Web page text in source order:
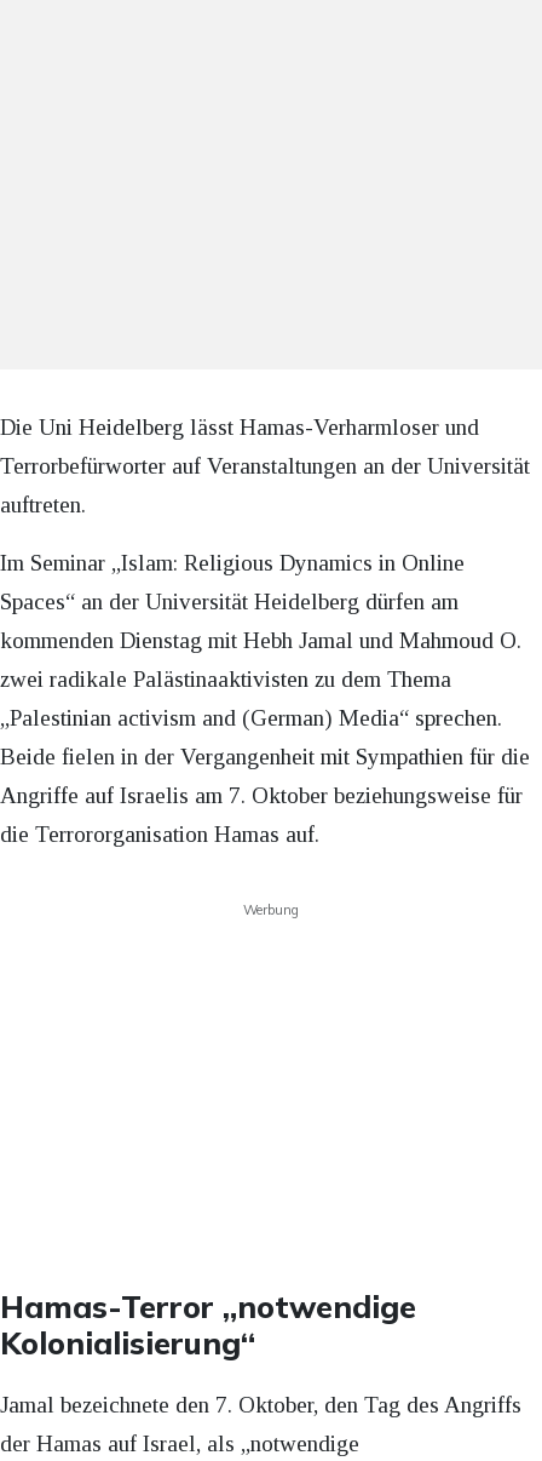
Die Uni Heidelberg lässt Hamas-Verharmloser und
Terrorbefürworter auf Veranstaltungen an der Universität
auftreten.
Im Seminar „Islam: Religious Dynamics in Online
Spaces“ an der Universität Heidelberg dürfen am
kommenden Dienstag mit Hebh Jamal und Mahmoud O.
zwei radikale Palästinaaktivisten zu dem Thema
„Palestinian activism and (German) Media“ sprechen.
Beide fielen in der Vergangenheit mit Sympathien für die
Angriffe auf Israelis am 7. Oktober beziehungsweise für
die Terrororganisation Hamas auf.
Werbung
Hamas-Terror „notwendige
Kolonialisierung“
Jamal bezeichnete den 7. Oktober, den Tag des Angriffs
der Hamas auf Israel, als „notwendige